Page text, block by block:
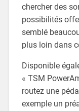
chercher des
possibilités
semblé
plus loin dans
Disponible
« TSM
routez une
exemple un